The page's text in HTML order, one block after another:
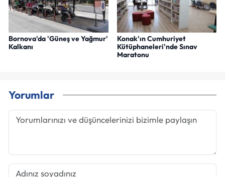
Bornova'da 'Güneş ve Yağmur'
Kalkanı
Konak'ın Cumhuriyet
Kütüphaneleri'nde Sınav
Maratonu
Yorumlar